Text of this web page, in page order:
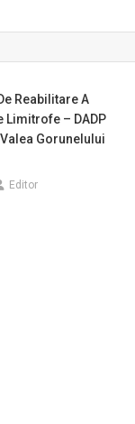
Reabilitare A
Limitrofe – DADP
Gorunelului
Editor